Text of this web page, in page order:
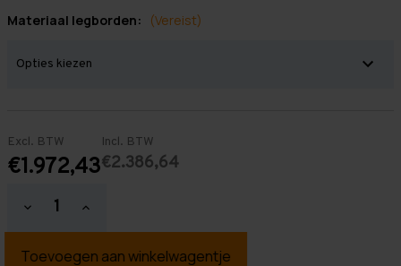
Materiaal legborden: (Vereist)
Excl. BTW
€1.972,43
Incl. BTW
€2.386,64
Hoeveelheid
verlagen
Grootvakstelling
Hoeveelheid
verhogen
Grootvakstelling